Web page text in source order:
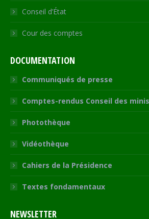
Conseil d’État
Cour des comptes
DOCUMENTATION
Communiqués de presse
Comptes-rendus Conseil des
Photothèque
Vidéothèque
Cahiers de la Présidence
Textes fondamentaux
NEWSLETTER